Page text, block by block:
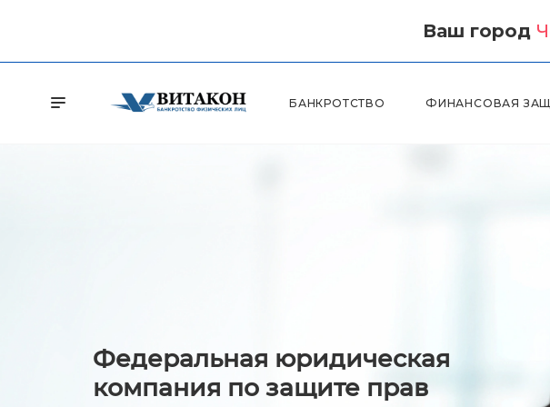
Ваш город
БАНКРОТСТВО ФИНАНСОВАЯ
Федеральная юридическая
компания по защите прав